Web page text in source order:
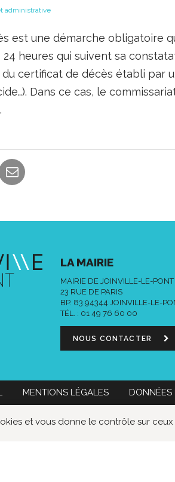
et vous donne le contrôle sur
administrative
est une démarche obligatoire
24 heures qui suivent sa
certificat de décès établi par
Dans ce cas, le
LA MAIRIE
MAIRIE DE JOINVILLE-LE-PONT
23 RUE DE PARIS
BP. 83 94344 JOINVILLE-LE-
TÉL. : 01 49 76 60 00
NOUS CONTACTER
MENTIONS LÉGALES DONNÉES
01 49 76 60 00